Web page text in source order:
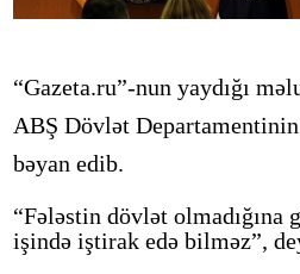
“Gazeta.ru”-nun yaydığı
ABŞ Dövlət Departamentinin
bəyan edib.
“Fələstin dövlət olmadığına
işində iştirak edə bilməz”,